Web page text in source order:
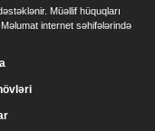
Müəllif hüquqları
internet səhifələrində